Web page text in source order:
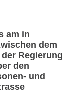
am in
dem
Regierung
den
und